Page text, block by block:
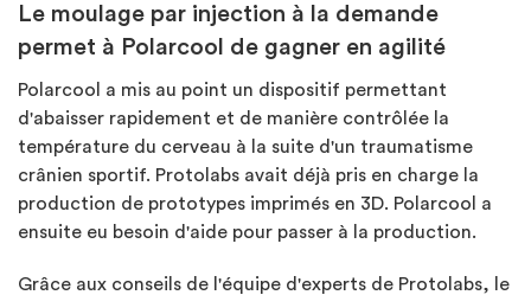
Le moulage par injection à la demande
permet à Polarcool de gagner en agilité
Polarcool a mis au point un dispositif permettant
d'abaisser rapidement et de manière contrôlée la
température du cerveau à la suite d'un traumatisme
crânien sportif. Protolabs avait déjà pris en charge la
production de prototypes imprimés en 3D. Polarcool a
ensuite eu besoin d'aide pour passer à la production.
Grâce aux conseils de l'équipe d'experts de Protolabs, le